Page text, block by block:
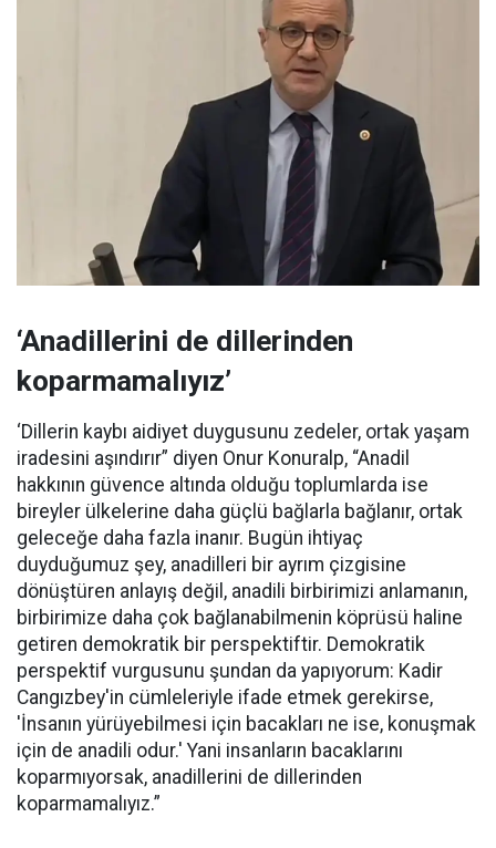
‘Anadillerini de dillerinden
koparmamalıyız’
‘Dillerin kaybı aidiyet duygusunu zedeler, ortak yaşam
iradesini aşındırır” diyen Onur Konuralp, “Anadil
hakkının güvence altında olduğu toplumlarda ise
bireyler ülkelerine daha güçlü bağlarla bağlanır, ortak
geleceğe daha fazla inanır. Bugün ihtiyaç
duyduğumuz şey, anadilleri bir ayrım çizgisine
dönüştüren anlayış değil, anadili birbirimizi anlamanın,
birbirimize daha çok bağlanabilmenin köprüsü haline
getiren demokratik bir perspektiftir. Demokratik
perspektif vurgusunu şundan da yapıyorum: Kadir
Cangızbey'in cümleleriyle ifade etmek gerekirse,
'İnsanın yürüyebilmesi için bacakları ne ise, konuşmak
için de anadili odur.' Yani insanların bacaklarını
koparmıyorsak, anadillerini de dillerinden
koparmamalıyız.”